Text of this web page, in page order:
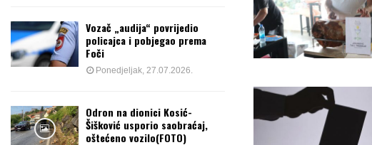
Vozač „audija“ povrijedio
policajca i pobjegao prema
Foči
Ponedjeljak, 27.07.2026.
Odron na dionici Kosić-
Šišković usporio saobraćaj,
oštećeno vozilo(FOTO)